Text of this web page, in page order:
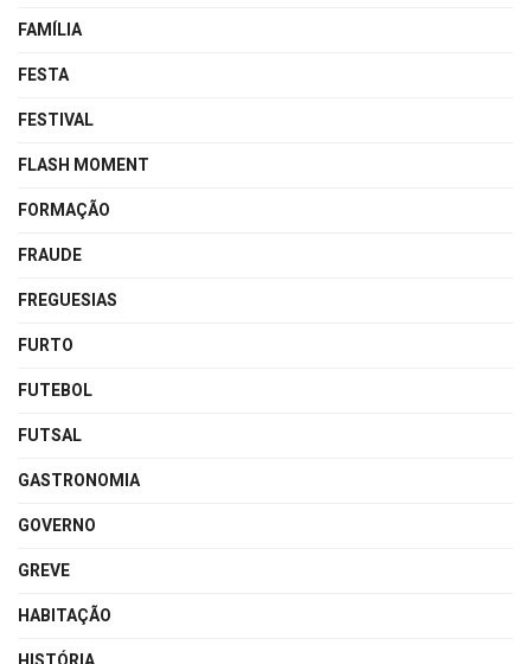
FAMÍLIA
FESTA
FESTIVAL
FLASH MOMENT
FORMAÇÃO
FRAUDE
FREGUESIAS
FURTO
FUTEBOL
FUTSAL
GASTRONOMIA
GOVERNO
GREVE
HABITAÇÃO